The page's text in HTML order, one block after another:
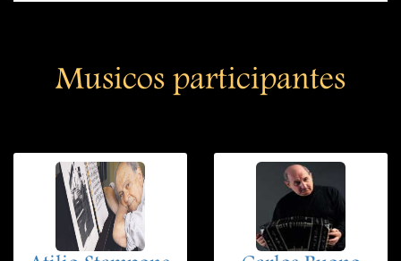
Musicos participantes